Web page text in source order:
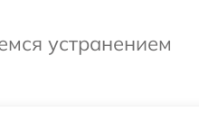
устранением